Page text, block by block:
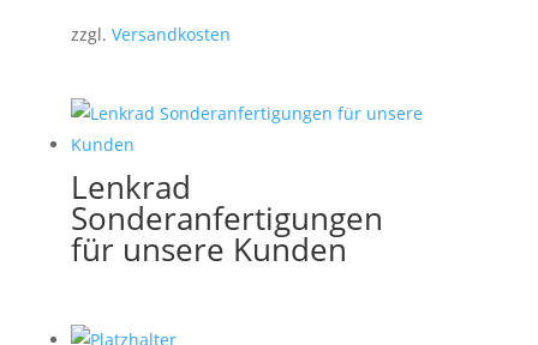
zzgl. Versandkosten
Lenkrad
Sonderanfertigungen
für unsere Kunden